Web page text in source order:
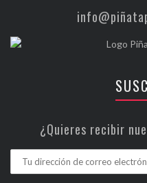
¿Quieres recibir